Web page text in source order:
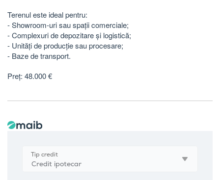
Terenul este ideal pentru:
- Showroom-uri sau spații comerciale;
- Complexuri de depozitare și logistică;
- Unități de producție sau procesare;
- Baze de transport.
Preț: 48.000 €